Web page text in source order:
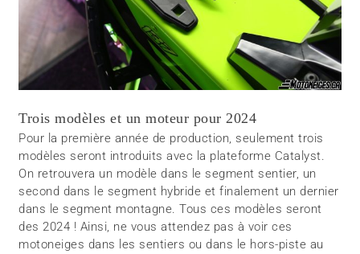
Trois modèles et un moteur pour 2024
Pour la première année de production, seulement trois
modèles seront introduits avec la plateforme Catalyst.
On retrouvera un modèle dans le segment sentier, un
second dans le segment hybride et finalement un dernier
dans le segment montagne. Tous ces modèles seront
des 2024 ! Ainsi, ne vous attendez pas à voir ces
motoneiges dans les sentiers ou dans le hors-piste au